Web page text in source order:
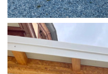
PERGOLA CON